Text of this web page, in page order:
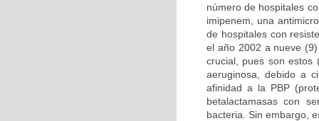
número de hospitales
imipenem, una
de hospitales con
el año 2002 a nueve
crucial, pues son estos
aeruginosa, debido a
afinidad a la PBP
betalactamasas con
bacteria. Sin embargo,